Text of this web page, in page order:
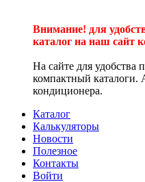
Внимание! для
каталог на наш сайт
На сайте для удобства
компактный каталоги.
кондиционера.
Каталог
Калькуляторы
Новости
Полезное
Контакты
Войти